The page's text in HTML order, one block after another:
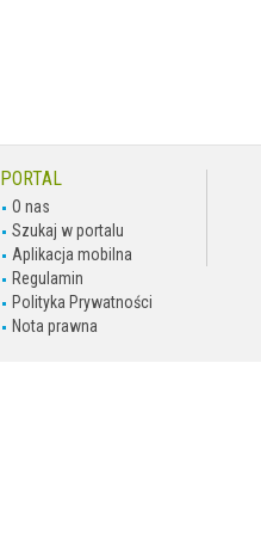
PORTAL
O nas
Szukaj w portalu
Aplikacja mobilna
Regulamin
Polityka Prywatności
Nota prawna